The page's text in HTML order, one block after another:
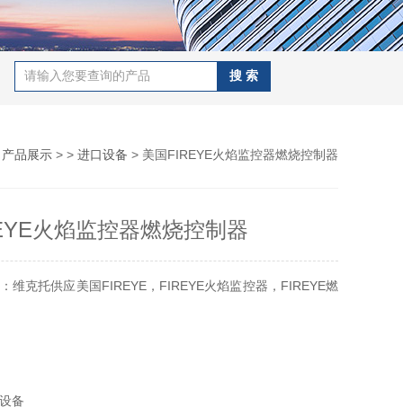
产品展示 > > 进口设备 > 美国FIREYE火焰监控器燃烧控制器
火焰监控器燃烧控制器
维克托供应美国FIREYE，FIREYE火焰监控器，FIREYE燃
备